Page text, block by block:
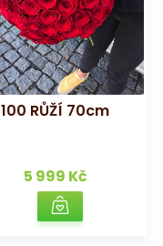
100 RŮŽÍ 70cm
5 999 Kč